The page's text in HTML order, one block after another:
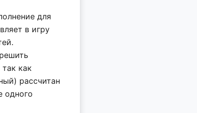
для
в игру
как
рассчитан
одного